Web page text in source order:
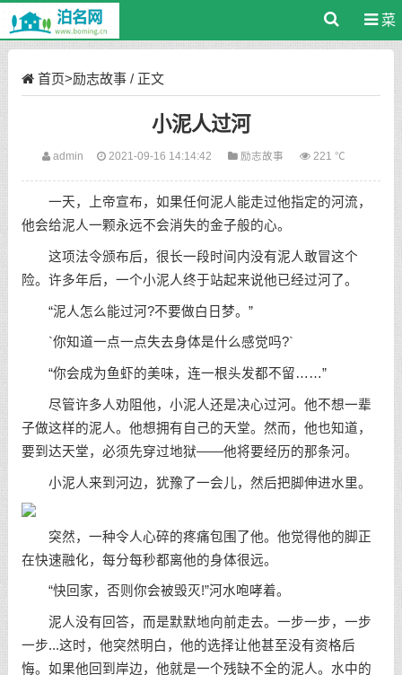
菜
首页>励志故事/ 正文
小泥人过河
admin 2021-09-16 14:14:42 励志故事 221 ℃
一天，上帝宣布，如果任何泥人能走过他指定的河流，
他会给泥人一颗永远不会消失的金子般的心。
这项法令颁布后，很长一段时间内没有泥人敢冒这个
险。许多年后，一个小泥人终于站起来说他已经过河了。
“泥人怎么能过河?不要做白日梦。”
`你知道一点一点失去身体是什么感觉吗?`
“你会成为鱼虾的美味，连一根头发都不留……”
尽管许多人劝阻他，小泥人还是决心过河。他不想一辈
子做这样的泥人。他想拥有自己的天堂。然而，他也知道，
要到达天堂，必须先穿过地狱——他将要经历的那条河。
小泥人来到河边，犹豫了一会儿，然后把脚伸进水里。
突然，一种令人心碎的疼痛包围了他。他觉得他的脚正
在快速融化，每分每秒都离他的身体很远。
“快回家，否则你会被毁灭!”河水咆哮着。
泥人没有回答，而是默默地向前走去。一步一步，一步
一步...这时，他突然明白，他的选择让他甚至没有资格后
悔。如果他回到岸边，他就是一个残缺不全的泥人。水中的